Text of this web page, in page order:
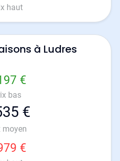
haut
à Ludres
€
bas
€
moyen
€